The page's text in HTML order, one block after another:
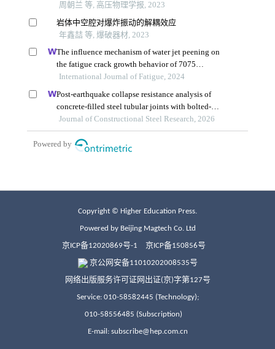
Copyright © Higher Education Press.
Powered by Beijing Magtech Co. Ltd
京ICP备12020869号-1 京ICP备150856号
京公网安备11010202008535号
网络出版服务许可证网出证(京)字第127号
Service: 010-58582445 (Technology);
010-58556485 (Subscription)
E-mail: subscribe@hep.com.cn